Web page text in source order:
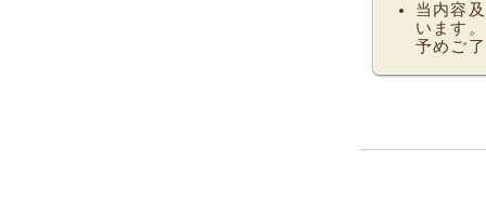
当内容
います。
予めご